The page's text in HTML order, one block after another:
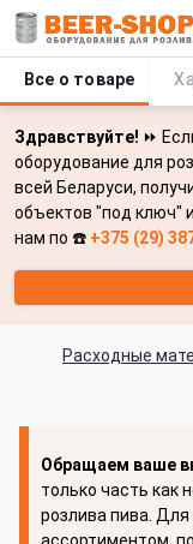
Здравствуйте! ⏩
оборудование для
всей Беларуси,
объектов "под ключ"
нам по ☎️ +375 (29)
Расходные
Обращаем ваше
только часть как
розлива пива.
Все о товаре